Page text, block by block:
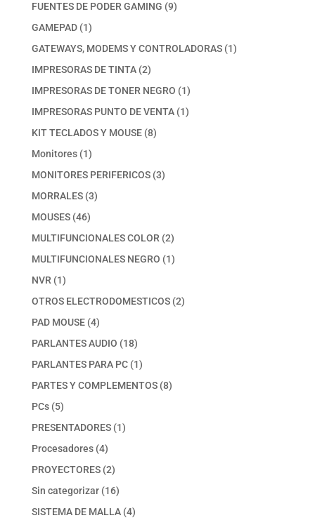
FUENTES DE PODER GAMING 99
GAMEPAD 11
producto
GATEWAYS, MODEMS Y CONTROLADORAS 11
IMPRESORAS DE TINTA 22
productos
IMPRESORAS DE TONER NEGRO 11
producto
IMPRESORAS PUNTO DE VENTA 11
KIT TECLADOS Y MOUSE 88
Monitores 11
producto
MONITORES PERIFERICOS 33
MORRALES 33
MOUSES 4646
productos
MULTIFUNCIONALES COLOR 22
productos
MULTIFUNCIONALES NEGRO 11
NVR 11
producto
OTROS ELECTRODOMESTICOS 22
PAD MOUSE 44
productos
PARLANTES AUDIO 1818
productos
PARLANTES PARA PC 11
producto
PARTES Y COMPLEMENTOS 88
PCs 55
productos
PRESENTADORES 11
Procesadores 44
productos
PROYECTORES 22
productos
Sin categorizar 1616
productos
SISTEMA DE MALLA 44